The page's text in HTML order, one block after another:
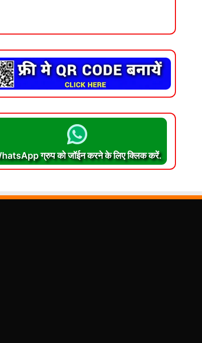
ग्रुप को जॉईन करने के लिए क्लिक करें.